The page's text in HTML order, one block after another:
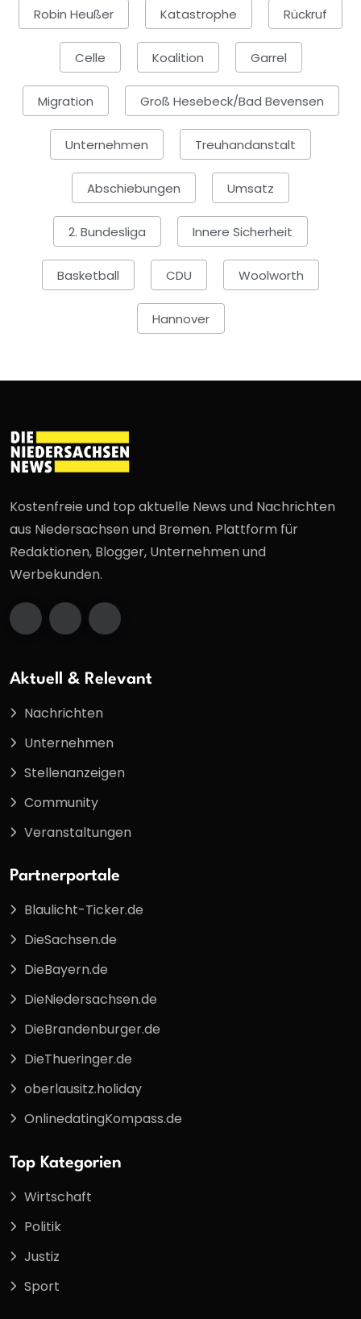
Robin Heußer Katastrophe Rückruf
Celle Koalition Garrel
Migration Groß Hesebeck/Bad Bevensen
Unternehmen Treuhandanstalt
Abschiebungen Umsatz
2. Bundesliga Innere Sicherheit
Basketball CDU Woolworth
Hannover
Kostenfreie und top aktuelle News und Nachrichten
aus Niedersachsen und Bremen. Plattform für
Redaktionen, Blogger, Unternehmen und
Werbekunden.
Aktuell & Relevant
Nachrichten
Unternehmen
Stellenanzeigen
Community
Veranstaltungen
Partnerportale
Blaulicht-Ticker.de
DieSachsen.de
DieBayern.de
DieNiedersachsen.de
DieBrandenburger.de
DieThueringer.de
oberlausitz.holiday
OnlinedatingKompass.de
Top Kategorien
Wirtschaft
Politik
Justiz
Sport